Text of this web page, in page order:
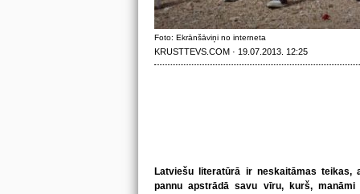
Foto: Ekrānšāviņi no interneta
KRUSTTEVS.COM · 19.07.2013. 12:25
Latviešu literatūrā ir neskaitāmas
pannu apstrādā savu vīru, kurš,